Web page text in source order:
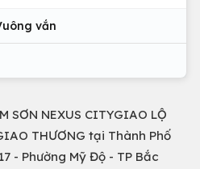
vắn
SƠN NEXUS CITYGIAO LỘ
THƯƠNG tại Thành Phố
- Phường Mỹ Độ - TP Bắc